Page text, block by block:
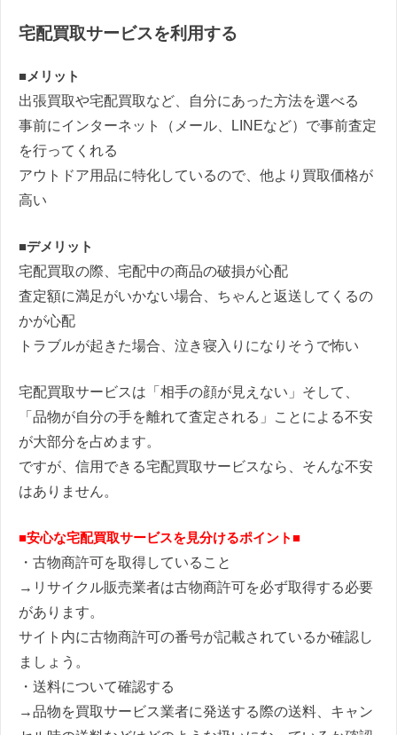
宅配買取サービスを利用する
■メリット
出張買取や宅配買取など、自分にあった方法を選べる
事前にインターネット（メール、LINEなど）で事前査定
を行ってくれる
アウトドア用品に特化しているので、他より買取価格が
高い
■デメリット
宅配買取の際、宅配中の商品の破損が心配
査定額に満足がいかない場合、ちゃんと返送してくるの
かが心配
トラブルが起きた場合、泣き寝入りになりそうで怖い
宅配買取サービスは「相手の顔が見えない」そして、
「品物が自分の手を離れて査定される」ことによる不安
が大部分を占めます。
ですが、信用できる宅配買取サービスなら、そんな不安
はありません。
■安心な宅配買取サービスを見分けるポイント■
・古物商許可を取得していること
→リサイクル販売業者は古物商許可を必ず取得する必要
があります。
サイト内に古物商許可の番号が記載されているか確認し
ましょう。
・送料について確認する
→品物を買取サービス業者に発送する際の送料、キャン